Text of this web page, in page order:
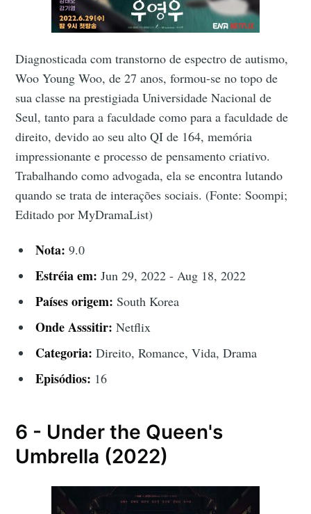
Diagnosticada com transtorno de espectro de autismo,
Woo Young Woo, de 27 anos, formou-se no topo de
sua classe na prestigiada Universidade Nacional de
Seul, tanto para a faculdade como para a faculdade de
direito, devido ao seu alto QI de 164, memória
impressionante e processo de pensamento criativo.
Trabalhando como advogada, ela se encontra lutando
quando se trata de interações sociais. (Fonte: Soompi;
Editado por MyDramaList)
Nota: 9.0
Estréia em: Jun 29, 2022 - Aug 18, 2022
Países origem: South Korea
Onde Asssitir: Netflix
Categoria: Direito, Romance, Vida, Drama
Episódios: 16
6 - Under the Queen's
Umbrella (2022)